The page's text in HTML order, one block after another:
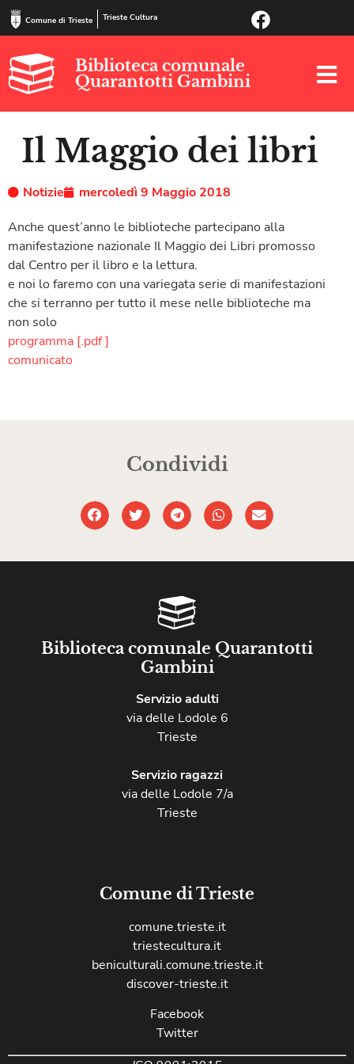
Comune di Trieste Trieste Cultura
Biblioteca comunale
Quarantotti Gambini
Il Maggio dei libri
Notizie
mercoledì 9 Maggio 2018
Anche quest’anno le biblioteche partecipano alla
manifestazione nazionale Il Maggio dei Libri promosso
dal Centro per il libro e la lettura.
e noi lo faremo con una variegata serie di manifestazioni
che si terranno per tutto il mese nelle biblioteche ma
non solo
programma [.pdf ]
comunicato
Condividi
Biblioteca comunale Quarantotti
Gambini
Servizio adulti
via delle Lodole 6
Trieste
Servizio ragazzi
via delle Lodole 7/a
Trieste
Comune di Trieste
comune.trieste.it
triestecultura.it
beniculturali.comune.trieste.it
discover-trieste.it
Facebook
Twitter